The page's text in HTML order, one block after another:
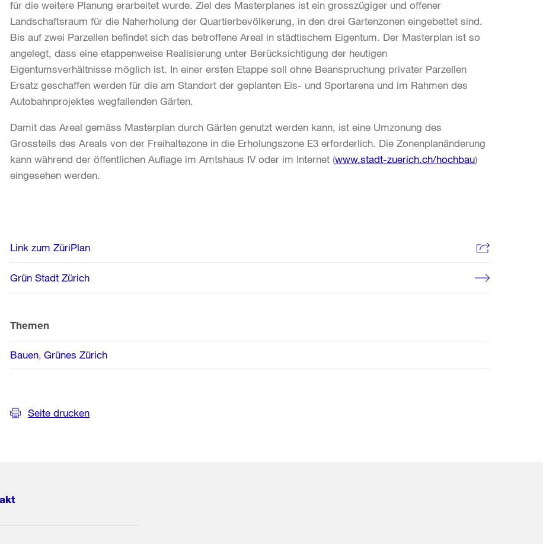
für die weitere Planung erarbeitet wurde. Ziel des Masterplanes ist ein grosszügiger und offener
Landschaftsraum für die Naherholung der Quartierbevölkerung, in den drei Gartenzonen eingebettet sind.
Bis auf zwei Parzellen befindet sich das betroffene Areal in städtischem Eigentum. Der Masterplan ist so
angelegt, dass eine etappenweise Realisierung unter Berücksichtigung der heutigen
Eigentumsverhältnisse möglich ist. In einer ersten Etappe soll ohne Beanspruchung privater Parzellen
Ersatz geschaffen werden für die am Standort der geplanten Eis- und Sportarena und im Rahmen des
Autobahnprojektes wegfallenden Gärten.
Damit das Areal gemäss Masterplan durch Gärten genutzt werden kann, ist eine Umzonung des
Grossteils des Areals von der Freihaltezone in die Erholungszone E3 erforderlich. Die Zonenplanänderung
kann während der öffentlichen Auflage im Amtshaus IV oder im Internet (www.stadt-zuerich.ch/hochbau)
eingesehen werden.
Weitere
Informationen
Link zum ZüriPlan
Grün Stadt Zürich
Themen
Bauen Grünes Zürich
Seite drucken